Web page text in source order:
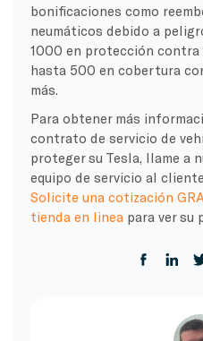
bonificaciones como
neumáticos debido a
1000 en protección
hasta 500 en cobertura
más.
Para obtener más
contrato de servicio de
proteger su Tesla, llame a
equipo de servicio al
Solicite una cotización
tienda en lineapara ver su